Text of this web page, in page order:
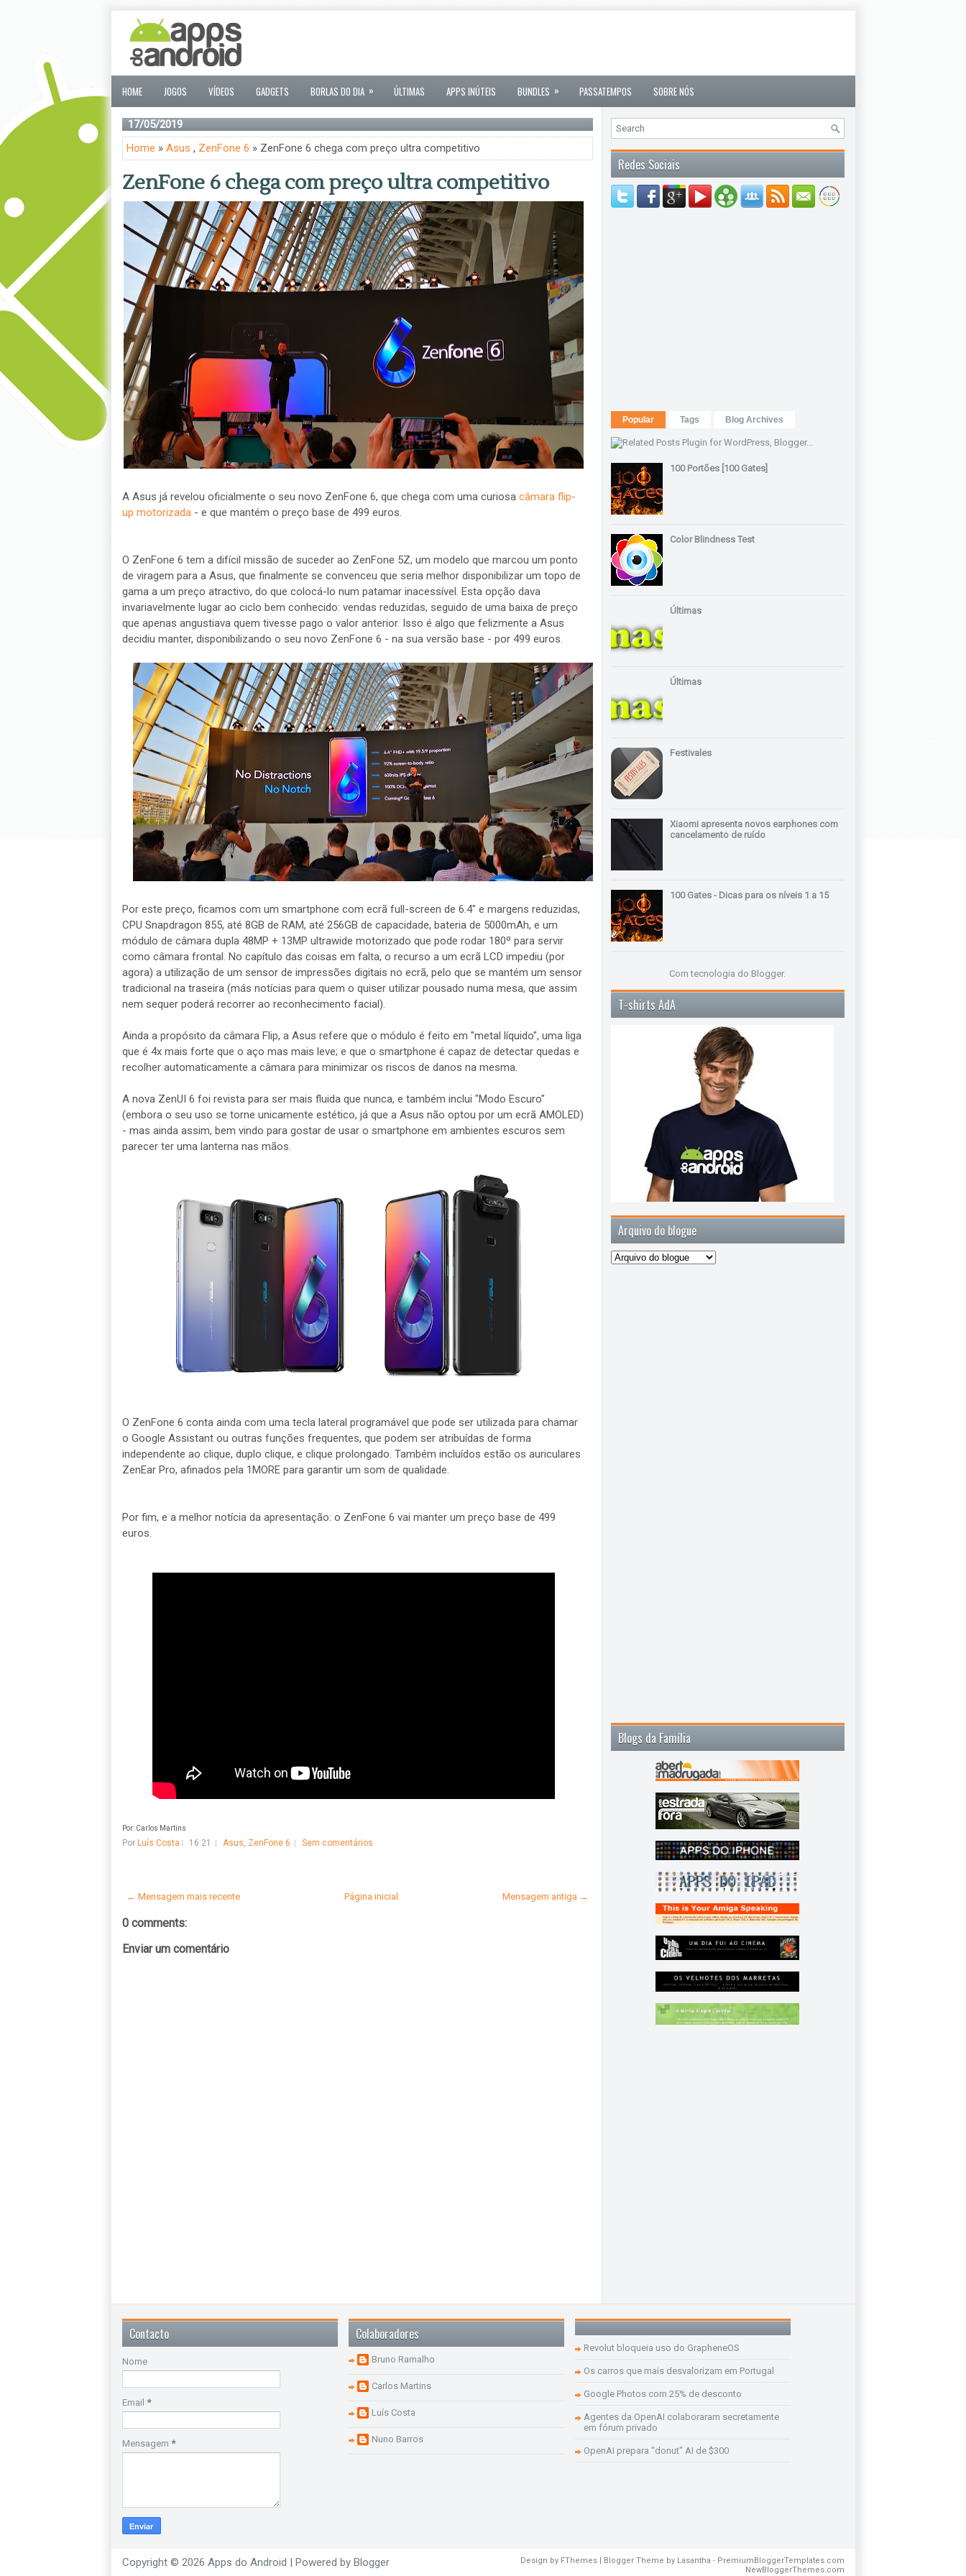
HOME JOGOS VÍDEOS GADGETS BORLAS DO DIA » ÚLTIMAS APPS INÚTEIS BUNDLES » PASSATEMPOS SOBRE NÓS
17/05/2019
Home » Asus , ZenFone 6 » ZenFone 6 chega com preço ultra competitivo
ZenFone 6 chega com preço ultra competitivo
A Asus já revelou oficialmente o seu novo ZenFone 6, que chega com uma curiosa câmara flip-
up motorizada- e que mantém o preço base de 499 euros.
O ZenFone 6 tem a difícil missão de suceder ao ZenFone 5Z, um modelo que marcou um ponto
de viragem para a Asus, que finalmente se convenceu que seria melhor disponibilizar um topo de
gama a um preço atractivo, do que colocá-lo num patamar inacessível. Esta opção dava
invariavelmente lugar ao ciclo bem conhecido: vendas reduzidas, seguido de uma baixa de preço
que apenas angustiava quem tivesse pago o valor anterior. Isso é algo que felizmente a Asus
decidiu manter, disponibilizando o seu novo ZenFone 6 - na sua versão base - por 499 euros.
Por este preço, ficamos com um smartphone com ecrã full-screen de 6.4" e margens reduzidas,
CPU Snapdragon 855, até 8GB de RAM, até 256GB de capacidade, bateria de 5000mAh, e um
módulo de câmara dupla 48MP + 13MP ultrawide motorizado que pode rodar 180º para servir
como câmara frontal. No capítulo das coisas em falta, o recurso a um ecrã LCD impediu (por
agora) a utilização de um sensor de impressões digitais no ecrã, pelo que se mantém um sensor
tradicional na traseira (más notícias para quem o quiser utilizar pousado numa mesa, que assim
nem sequer poderá recorrer ao reconhecimento facial).
Ainda a propósito da câmara Flip, a Asus refere que o módulo é feito em "metal líquido", uma liga
que é 4x mais forte que o aço mas mais leve; e que o smartphone é capaz de detectar quedas e
recolher automaticamente a câmara para minimizar os riscos de danos na mesma.
A nova ZenUI 6 foi revista para ser mais fluida que nunca, e também inclui "Modo Escuro"
(embora o seu uso se torne unicamente estético, já que a Asus não optou por um ecrã AMOLED)
- mas ainda assim, bem vindo para gostar de usar o smartphone em ambientes escuros sem
parecer ter uma lanterna nas mãos.
O ZenFone 6 conta ainda com uma tecla lateral programável que pode ser utilizada para chamar
o Google Assistant ou outras funções frequentes, que podem ser atribuídas de forma
independente ao clique, duplo clique, e clique prolongado. Também incluídos estão os auriculares
ZenEar Pro, afinados pela 1MORE para garantir um som de qualidade.
Por fim, e a melhor notícia da apresentação: o ZenFone 6 vai manter um preço base de 499
euros.
Por: Carlos Martins
Por Luís Costa 16:21 Asus, ZenFone 6 Sem comentários
← Mensagem mais recente Mensagem antiga →
Página inicial
0 comments:
Enviar um comentário
Redes Sociais
Popular Tags Blog Archives
100 Portões [100 Gates]
Color Blindness Test
Últimas
Últimas
Festivales
Xiaomi apresenta novos earphones com
cancelamento de ruído
100 Gates - Dicas para os níveis 1 a 15
Com tecnologia do Blogger.
T-shirts AdA
Arquivo do blogue
Blogs da Família
Contacto
Nome
Email *
Mensagem *
Colaboradores
Bruno Ramalho
Carlos Martins
Luís Costa
Nuno Barros
Revolut bloqueia uso do GrapheneOS
Os carros que mais desvalorizam em Portugal
Google Photos com 25% de desconto
Agentes da OpenAI colaboraram secretamente
em fórum privado
OpenAI prepara "donut" AI de $300
Copyright © 2026 Apps do Android | Powered by Blogger Design by FThemes| Blogger Theme by Lasantha - PremiumBloggerTemplates.com
NewBloggerThemes.com